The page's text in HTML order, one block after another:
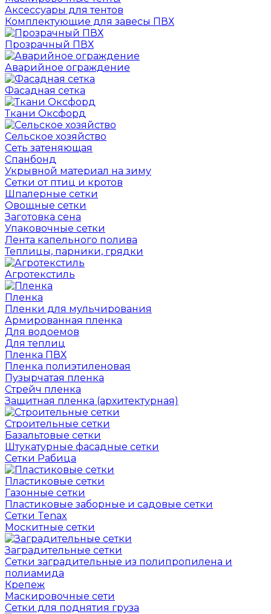
Аксессуары для тентов
Комплектующие для завесы ПВХ
Прозрачный ПВХ
Аварийное ограждение
Фасадная сетка
Ткани Оксфорд
Сельское хозяйство
Сеть затеняющая
Спанбонд
Укрывной материал на зиму
Сетки от птиц и кротов
Шпалерные сетки
Овощные сетки
Заготовка сена
Упаковочные сетки
Лента капельного полива
Теплицы, парники, грядки
Агротекстиль
Пленка
Пленки для мульчирования
Армированная пленка
Для водоемов
Для теплиц
Пленка ПВХ
Пленка полиэтиленовая
Пузырчатая пленка
Cтрейч пленка
Защитная пленка (архитектурная)
Строительные сетки
Базальтовые сетки
Штукатурные фасадные сетки
Сетки Рабица
Пластиковые сетки
Газонные сетки
Пластиковые заборные и садовые сетки
Сетки Tenax
Москитные сетки
Заградительные сетки
Сетки заградительные из полипропилена и
полиамида
Крепеж
Маскировочные сети
Сетки для поднятия груза